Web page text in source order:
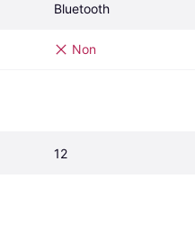
Bluetooth
Non
12